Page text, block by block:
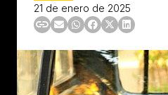
21 de enero de 2025